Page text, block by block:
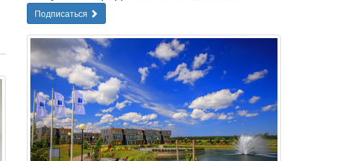
Подписаться